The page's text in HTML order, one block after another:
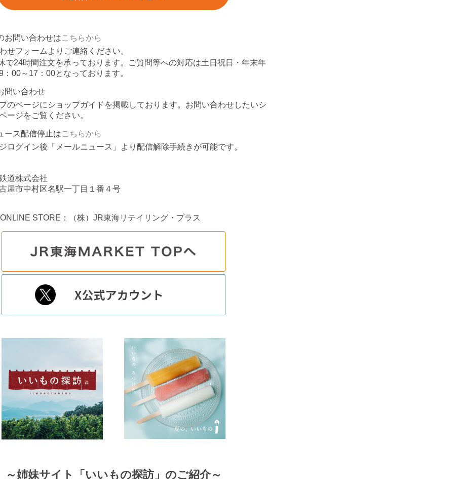
お問い合わせはこちらから
せフォームよりご連絡ください。
で24時間注文を承っております。ご質問等への対応は土日祝日・年末年
：00～17：00となっております。
問い合わせ
のページにショップガイドを掲載しております。お問い合わせしたいシ
ージをご覧ください。
ース配信停止はこちらから
ログイン後「メールニュース」より配信解除手続きが可能です。
道株式会社
屋市中村区名駅一丁目１番４号
STORE：（株）JR東海リテイリング・プラス
～姉妹サイト「いいもの探訪」のご紹介～